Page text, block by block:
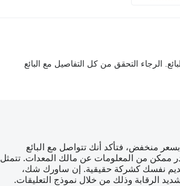
الرجاء التحقق من كل التفاصيل مع البائع
منخفض، فتأكد أنك تتواصل مع البائع
ممكن من المعلومات عن مالك المعدات. تتمثل
نفسك كشركة حقيقية. إن ساورك شك،
الرقابة وذلك من خلال نموذج التعليقات.